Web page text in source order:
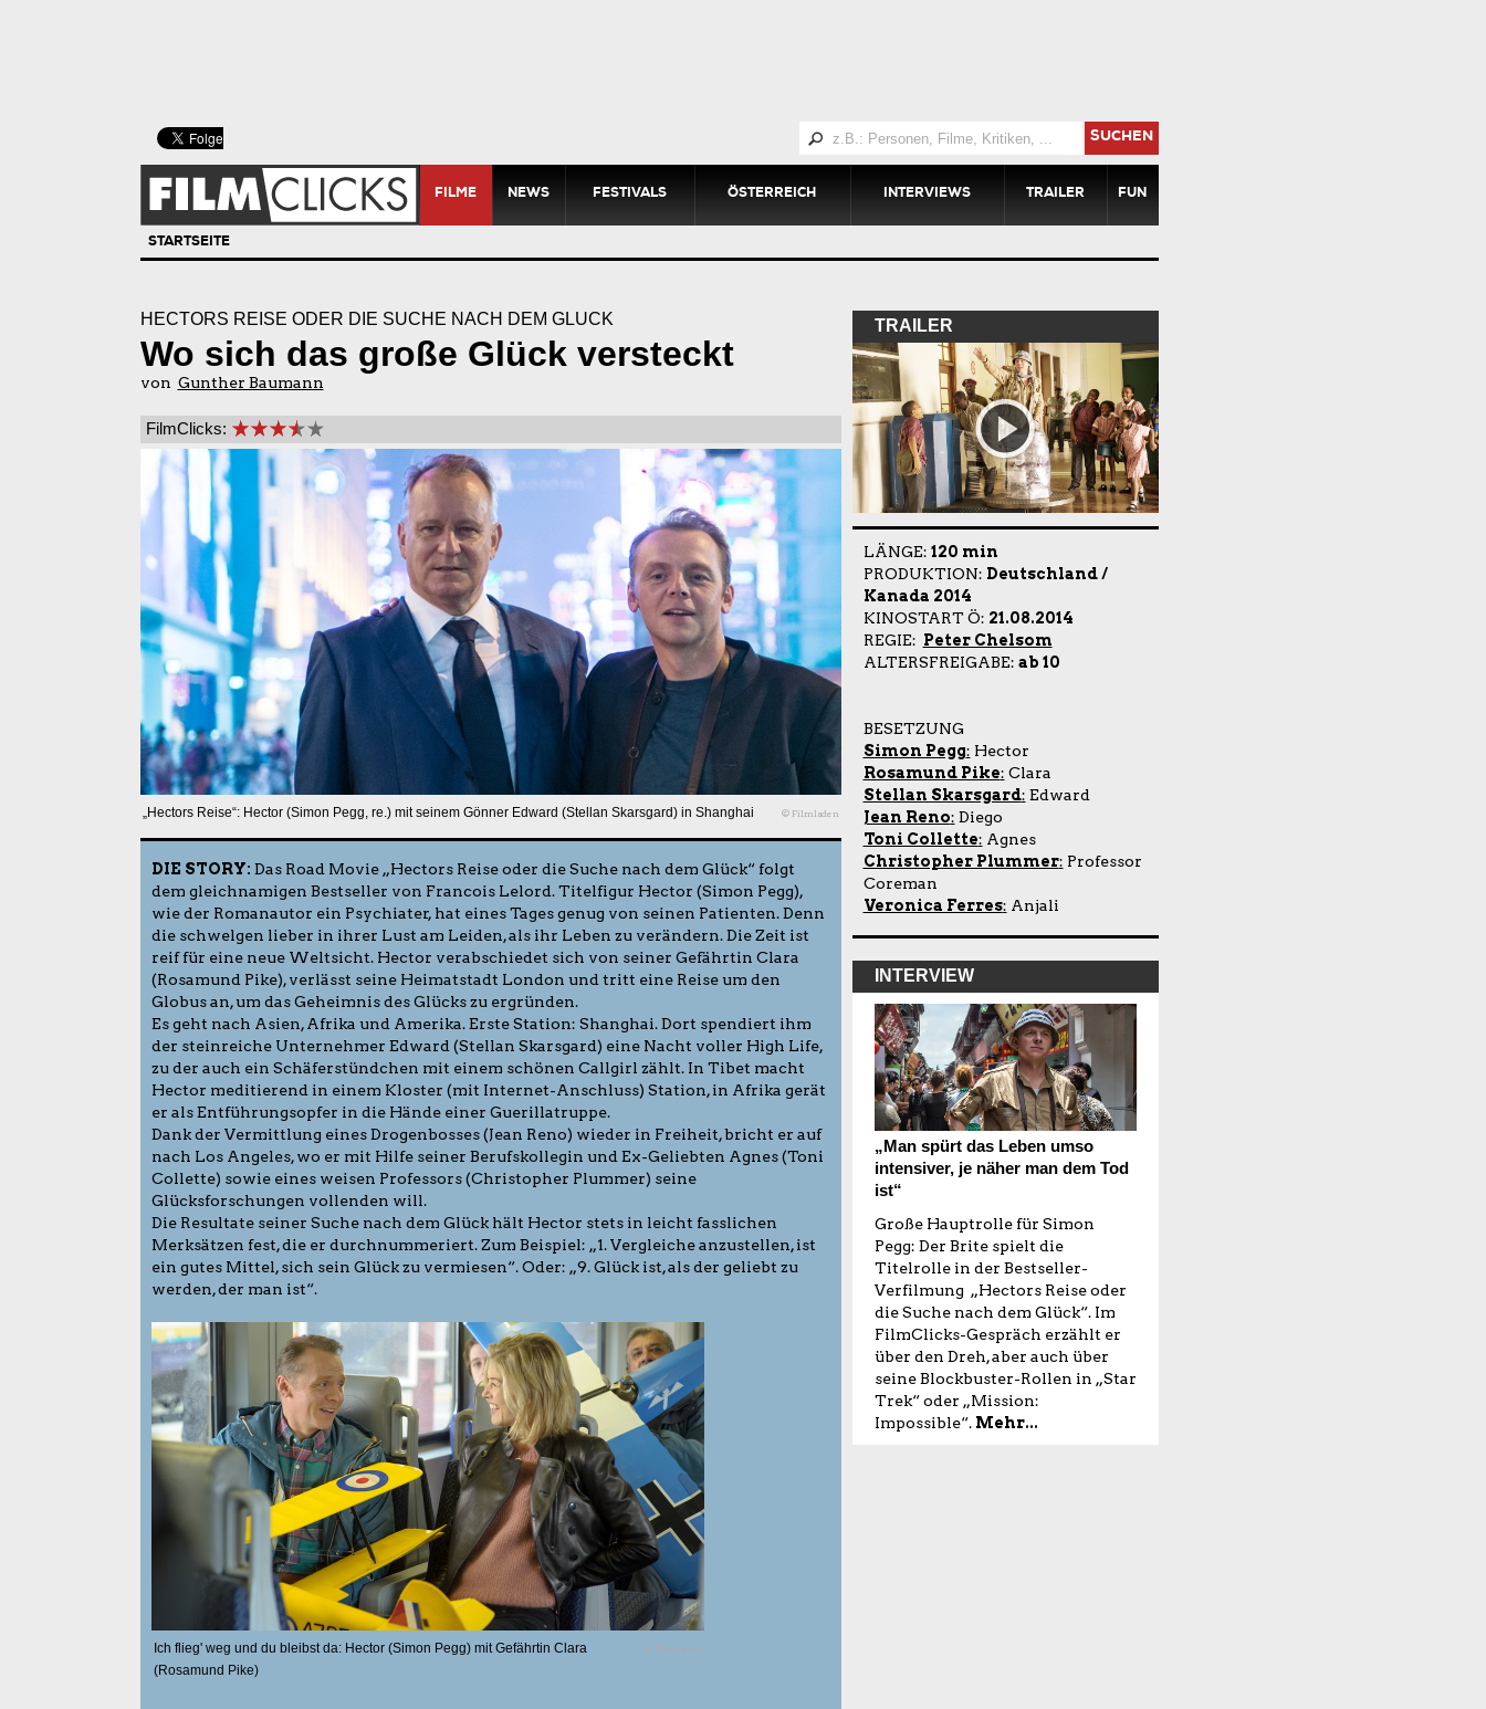
SUCHEN
FILME NEWS FESTIVALS ÖSTERREICH INTERVIEWS TRAILER FUN
STARTSEITE
HECTORS REISE ODER DIE SUCHE NACH DEM GLÜCK
Wo sich das große Glück versteckt
von Gunther Baumann
FilmClicks:
„Hectors Reise“: Hector (Simon Pegg, re.) mit seinem Gönner Edward (Stellan Skarsgard) in Shanghai © Filmladen
DIE STORY: Das Road Movie „Hectors Reise oder die Suche nach dem Glück“ folgt
dem gleichnamigen Bestseller von Francois Lelord. Titelfigur Hector (Simon Pegg),
wie der Romanautor ein Psychiater, hat eines Tages genug von seinen Patienten. Denn
die schwelgen lieber in ihrer Lust am Leiden, als ihr Leben zu verändern. Die Zeit ist
reif für eine neue Weltsicht. Hector verabschiedet sich von seiner Gefährtin Clara
(Rosamund Pike), verlässt seine Heimatstadt London und tritt eine Reise um den
Globus an, um das Geheimnis des Glücks zu ergründen.
Es geht nach Asien, Afrika und Amerika. Erste Station: Shanghai. Dort spendiert ihm
der steinreiche Unternehmer Edward (Stellan Skarsgard) eine Nacht voller High Life,
zu der auch ein Schäferstündchen mit einem schönen Callgirl zählt. In Tibet macht
Hector meditierend in einem Kloster (mit Internet-Anschluss) Station, in Afrika gerät
er als Entführungsopfer in die Hände einer Guerillatruppe.
Dank der Vermittlung eines Drogenbosses (Jean Reno) wieder in Freiheit, bricht er auf
nach Los Angeles, wo er mit Hilfe seiner Berufskollegin und Ex-Geliebten Agnes (Toni
Collette) sowie eines weisen Professors (Christopher Plummer) seine
Glücksforschungen vollenden will.
Die Resultate seiner Suche nach dem Glück hält Hector stets in leicht fasslichen
Merksätzen fest, die er durchnummeriert. Zum Beispiel: „1. Vergleiche anzustellen, ist
ein gutes Mittel, sich sein Glück zu vermiesen“. Oder: „9. Glück ist, als der geliebt zu
werden, der man ist“.
Ich flieg' weg und du bleibst da: Hector (Simon Pegg) mit Gefährtin Clara
(Rosamund Pike)
© Filmladen
TRAILER
LÄNGE: 120 min
PRODUKTION: Deutschland /
Kanada 2014
KINOSTART Ö: 21.08.2014
REGIE: Peter Chelsom
ALTERSFREIGABE: ab 10
BESETZUNG
Simon Pegg: Hector
Rosamund Pike: Clara
Stellan Skarsgard: Edward
Jean Reno: Diego
Toni Collette: Agnes
Christopher Plummer: Professor
Coreman
Veronica Ferres: Anjali
INTERVIEW
„Man spürt das Leben umso
intensiver, je näher man dem Tod
ist“
Große Hauptrolle für Simon
Pegg: Der Brite spielt die
Titelrolle in der Bestseller-
Verfilmung „Hectors Reise oder
die Suche nach dem Glück“. Im
FilmClicks-Gespräch erzählt er
über den Dreh, aber auch über
seine Blockbuster-Rollen in „Star
Trek“ oder „Mission:
Impossible“. Mehr...